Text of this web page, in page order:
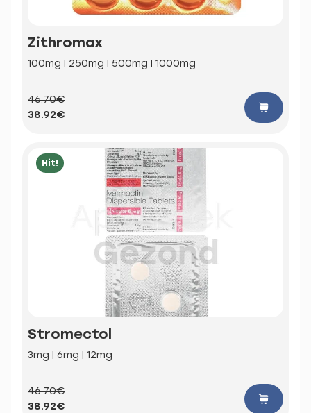
Zithromax
100mg | 250mg | 500mg | 1000mg
46.70€
38.92€
Hit!
Stromectol
3mg | 6mg | 12mg
46.70€
38.92€